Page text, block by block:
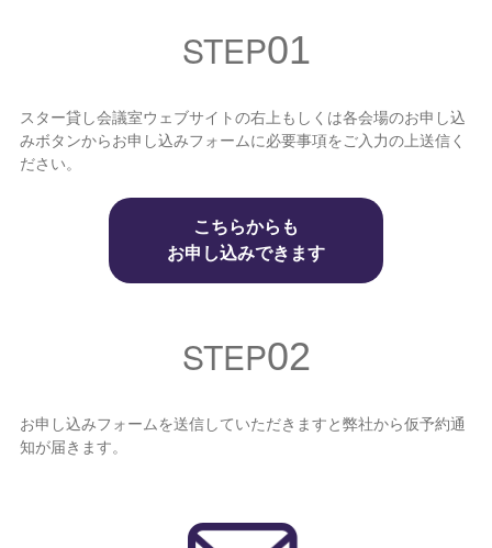
STEP01
スター貸し会議室ウェブサイトの右上もしくは各会場のお申し込
みボタンからお申し込みフォームに必要事項をご入力の上送信く
ださい。
こちらからも
お申し込みできます
STEP02
お申し込みフォームを送信していただきますと弊社から仮予約通
知が届きます。